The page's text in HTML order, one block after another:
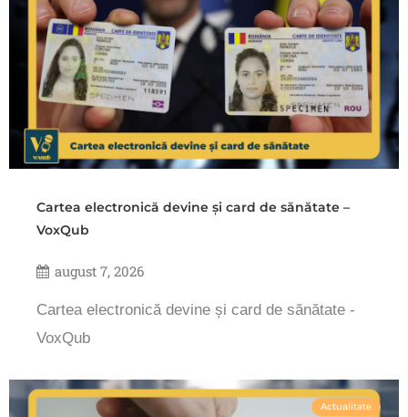
Cartea electronică devine și card de sănătate –
VoxQub
august 7, 2026
Cartea electronică devine și card de sănătate -
VoxQub
Actualitate